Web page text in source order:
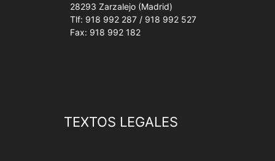
28293 Zarzalejo (Madrid)
Tlf: 918 992 287 / 918 992 527
Fax: 918 992 182
TEXTOS LEGALES